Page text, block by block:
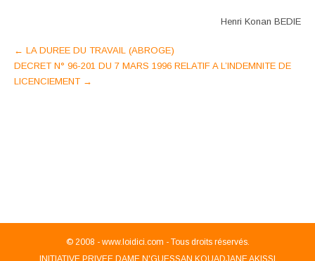
Henri Konan BEDIE
Post
navigation
← LA DUREE DU TRAVAIL (ABROGE)
DECRET N° 96-201 DU 7 MARS 1996 RELATIF A L’INDEMNITE DE
LICENCIEMENT →
© 2008 - www.loidici.com - Tous droits réservés.
INITIATIVE PRIVEE DAME N'GUESSAN KOUADJANE AKISSI